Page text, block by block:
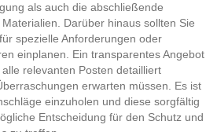
als auch die abschließende
Darüber hinaus sollten Sie
spezielle Anforderungen oder
einplanen. Ein transparentes Angebot
relevanten Posten detailliert
erwarten müssen. Es ist
einzuholen und diese sorgfältig
Entscheidung für den Schutz und